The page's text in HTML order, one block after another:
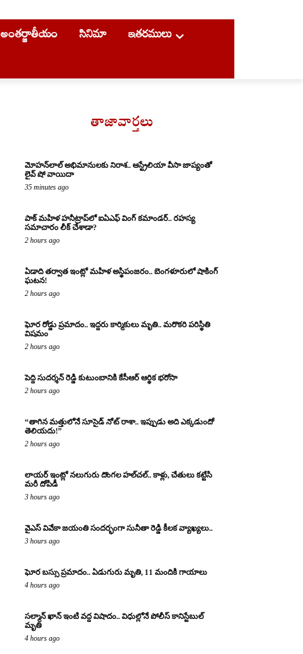
అంతర్జాతీయం సినిమా ఇతరములు
తాజావార్తలు
మోహన్‌లాల్ అభిమానులకు నిరాశ.. ఆస్ట్రేలియా వీసా జాప్యంతో
లైవ్ షో వాయిదా
35 minutes ago
పాక్ మహిళ హనీట్రాప్‌లో ఐఏఎఫ్ వింగ్ కమాండర్.. రహస్య
సమాచారం లీక్ చేశాడా?
2 hours ago
ఏడాది తర్వాత ఇంట్లో మహిళ అస్థిపంజరం.. బెంగళూరులో షాకింగ్
ఘటన!
2 hours ago
ఘోర రోడ్డు ప్రమాదం.. ఇద్దరు కార్మికులు మృతి.. మరొకరి పరిస్థితి
విషమం
2 hours ago
పెద్ది సుదర్శన్ రెడ్డి కుటుంబానికి కేసీఆర్ ఆర్థిక భరోసా
2 hours ago
“తాగిన మత్తులోనే సూసైడ్ నోట్ రాశా.. ఇప్పుడు అది ఎక్కడుందో
తెలియదు!”
2 hours ago
లాయర్ ఇంట్లో నలుగురు దొంగల హల్‌చల్.. కాళ్లు, చేతులు కట్టేసి
మరీ దోపిడీ
3 hours ago
వైఎస్ వివేకా జయంతి సందర్భంగా సునీతా రెడ్డి కీలక వ్యాఖ్యలు..
3 hours ago
ఘోర బస్సు ప్రమాదం.. ఏడుగురు మృతి, 11 మందికి గాయాలు
4 hours ago
సల్మాన్ ఖాన్ ఇంటి వద్ద విషాదం.. విధుల్లోనే పోలీస్ కానిస్టేబుల్
మృతి
4 hours ago